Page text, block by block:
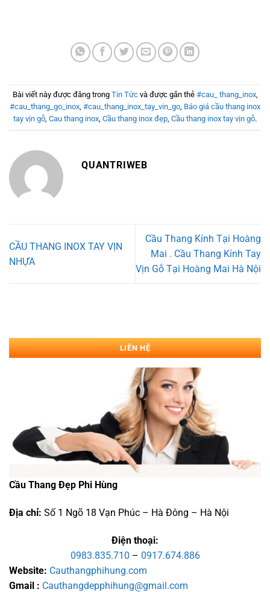
Bài viết này được đăng trong Tin Tứcvà được gắn thẻ #cau_ thang_inox,
#cau_thang_go_inox, #cau_thang_inox_tay_vin_go, Báo giá cầu thang inox
tay vịn gỗ, Cau thang inox, Cầu thang inox đẹp, Cầu thang inox tay vịn gỗ.
QUANTRIWEB
CẦU THANG INOX TAY VỊN
NHỰA
Cầu Thang Kính Tại Hoàng
Mai . Cầu Thang Kính Tay
Vịn Gỗ Tại Hoàng Mai Hà Nội
LIÊN HỆ
Cầu Thang Đẹp Phi Hùng
Địa chỉ: Số 1 Ngõ 18 Vạn Phúc – Hà Đông – Hà Nội
Điện thoại:
0983.835.710 – 0917.674.886
Website: Cauthangphihung.com
Gmail : Cauthangdepphihung@gmail.com